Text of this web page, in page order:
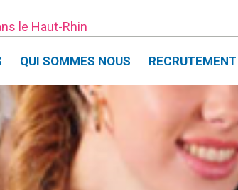
le Haut-Rhin
QUI SOMMES NOUS RECRUTEMENT